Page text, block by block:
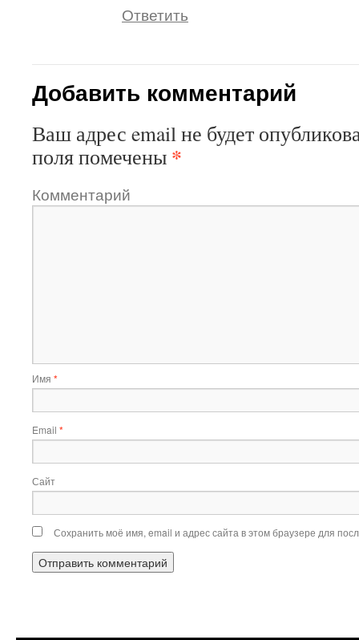
Ответить
Добавить комментарий
Ваш адрес email не будет
поля помечены *
Комментарий
Имя *
Email *
Сайт
Сохранить моё имя, email и адрес сайта в этом браузере для